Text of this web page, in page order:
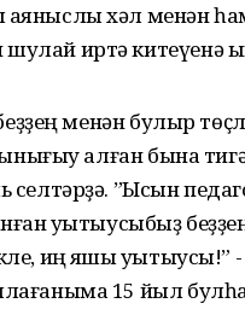
хәл менән
иртә китеүенә
менән булыр
алған бына
селтәрҙә. ”Ысын
уҡытыусыбыҙ
иң яҡшы уҡытыусы!” -
15 йыл